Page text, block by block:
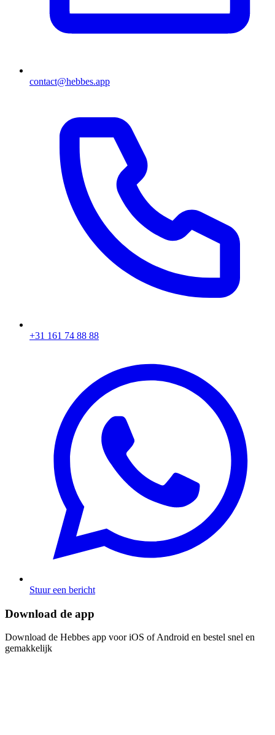
contact@hebbes.app
+31 161 74 88 88‬​​​​‌ ‍ ​‍​‍‌‍ ‌ ​‍‌‍‍‌‌‍‌ ‌‍‍‌‌‍ ‍​‍​‍​ ‍‍​‍​‍‌ ​ ‌‍​‌‌‍ ‍‌‍‍‌‌ ‌​‌ ‍‌​‍ ‍‌‍‍‌‌‍ ​‍​‍​‍ ​​‍​‍‌‍‍​‌ ​‍‌‍‌‌‌‍‌‍​‍​‍​ ‍‍​‍​‍‌‍‍​‌ ‌​‌ ‌​‌ ​​​ ‍‍​‍ ​‍ ‌‍ ​‌‍ ‌‍​ ‌‍​‌‌‍ ​‌‍‍​‌‍ ‌ ​ ‌ ‌​​ ‍‍​ ​ ​ ​ ​ ​ ​ ​ ​‍ ‌‍‍‌‌‍ ‍‌ ‌​‌‍‌‌‌‍ ‍‌ ‌​​‍ ‌‍‌‌‌‍‌​‌‍‍‌‌ ‌​​‍ ‌‍ ‌‌‍ ‌‍‌​‌‍‌‌​ ‌‌ ​​‌ ​‍‌‍‌‌‌ ​ ‌‍‌‌‌‍ ‍‌ ‌​‌‍​‌‌ ‌​‌‍‍‌‌‍ ‌‍ ‍​ ‍ ‌‍‍‌‌‍‌​​ ‌‌‍‌ ‌‍ ​‌‍ ‌‍​‍‌‍​‌‌‍ ​​ ‍ ‌ ‌​‌ ‍‌‌ ​​‌‍‌‌​ ‌‌‍‌ ‌‍ ​‌‍ ‌‍​‍‌‍​‌‌‍ ​​ ‍ ‌ ​​‌‍​‌‌ ‌​‌‍‍​​ ‌‌‍​ ‌‍ ‌‍ ‍‌ ‌​‌‍​‌‌‍​ ‌ ‌​​‍ ‍‌ ​​‌‍‍​‌‍ ‌‍ ‍‌‍‌‌​ ‌‍​‍‌‍​‌‌ ​ ‌‍‌‌‌‌‌‌‌ ​‍‌‍ ​​ ‌‌‍‍​‌ ‌​‌ ‌​‌ ​​​‍‌‌​ ​ ‌​​‌​‍‌‌​ ​‍‌​‌‍​‍‌‌​ ​‍‌​‌‍‌‍ ​‌‍ ‌‍​ ‌‍​‌‌‍ ​‌‍‍​‌‍ ‌ ​ ‌ ‌​​‍‌‌​ ​ ‌​​‌​ ​ ​ ​ ​ ​ ​ ​ ​‍‌‍‌‍‍‌‌‍‌​​ ‌‌‍‌ ‌‍ ​‌‍ ‌‍​‍‌‍​‌‌‍ ​​‍‌‍‌ ‌​‌ ‍‌‌ ​​‌‍‌‌​ ‌‌‍‌ ‌‍ ​‌‍ ‌‍​‍‌‍​‌‌‍ ​​‍‌‍‌ ​​‌‍​‌‌ ‌​‌‍‍​​ ‌‌‍​ ‌‍ ‌‍ ‍‌ ‌​‌‍​‌‌‍​ ‌ ‌​​‍ ‍‌ ​​‌‍‍​‌‍ ‌‍ ‍‌‍‌‌​‍‌‍‌ ​​‌‍‌‌‌ ​‍‌ ​ ‌ ​​‌‍‌‌‌‍​ ‌ ‌​‌‍‍‌‌ ‌‍‌‍‌‌​ ‌‌ ​​‌ ‌‌‌‍​‍‌‍ ​‌‍‍‌‌ ​ ‌‍‍​‌‍‌‌‌‍‌​​‍​‍‌ ‌
Stuur een bericht
Download de app​​​​‌ ‍ ​‍​‍‌‍ ‌ ​‍‌‍‍‌‌‍‌ ‌‍‍‌‌‍ ‍​‍​‍​ ‍‍​‍​‍‌ ​ ‌‍​‌‌‍ ‍‌‍‍‌‌ ‌​‌ ‍‌​‍ ‍‌‍‍‌‌‍ ​‍​‍​‍ ​​‍​‍‌‍‍​‌ ​‍‌‍‌‌‌‍‌‍​‍​‍​ ‍‍​‍​‍‌‍‍​‌ ‌​‌ ‌​‌ ​​​ ‍‍​‍ ​‍ ‌‍ ​‌‍ ‌‍​ ‌‍​‌‌‍ ​‌‍‍​‌‍ ‌ ​ ‌ ‌​​ ‍‍​ ​ ​ ​ ​ ​ ​ ​ ​‍ ‌‍‍‌‌‍ ‍‌ ‌​‌‍‌‌‌‍ ‍‌ ‌​​‍ ‌‍‌‌‌‍‌​‌‍‍‌‌ ‌​​‍ ‌‍ ‌‌‍ ‌‍‌​‌‍‌‌​ ‌‌ ​​‌ ​‍‌‍‌‌‌ ​ ‌‍‌‌‌‍ ‍‌ ‌​‌‍​‌‌ ‌​‌‍‍‌‌‍ ‌‍ ‍​ ‍ ‌‍‍‌‌‍‌​​ ‌‌‍‌ ‌‍ ​‌‍ ‌‍​‍‌‍​‌‌‍ ​​ ‍ ‌ ‌​‌ ‍‌‌ ​​‌‍‌‌​ ‌‌‍‌ ‌‍ ​‌‍ ‌‍​‍‌‍​‌‌‍ ​​ ‍ ‌ ​​‌‍​‌‌ ‌​‌‍‍​​ ‌‌‍‌‍‌‍ ‌‍ ‌ ‌​‌‍‌‌‌ ​‍​‍ ‍‌‍​‌‌ ​​‌ ​​‌​‌​‌‍ ‌ ‌ ‌‍ ‍‌‍ ​‌‍ ‌‍​‌‌‍‌​​‍ ‍‌ ‌​‌‍‍‌‌ ‌​‌‍ ​‌‍‌‌​ ‌‍​‍‌‍​‌‌ ​ ‌‍‌‌‌‌‌‌‌ ​‍‌‍ ​​ ‌‌‍‍​‌ ‌​‌ ‌​‌ ​​​‍‌‌​ ​ ‌​​‌​‍‌‌​ ​‍‌​‌‍​‍‌‌​ ​‍‌​‌‍‌‍ ​‌‍ ‌‍​ ‌‍​‌‌‍ ​‌‍‍​‌‍ ‌ ​ ‌ ‌​​‍‌‌​ ​ ‌​​‌​ ​ ​ ​ ​ ​ ​ ​ ​‍‌‍‌‍‍‌‌‍‌​​ ‌‌‍‌ ‌‍ ​‌‍ ‌‍​‍‌‍​‌‌‍ ​​‍‌‍‌ ‌​‌ ‍‌‌ ​​‌‍‌‌​ ‌‌‍‌ ‌‍ ​‌‍ ‌‍​‍‌‍​‌‌‍ ​​‍‌‍‌ ​​‌‍​‌‌ ‌​‌‍‍​​ ‌‌‍‌‍‌‍ ‌‍ ‌ ‌​‌‍‌‌‌ ​‍​‍ ‍‌‍​‌‌ ​​‌ ​​‌​‌​‌‍ ‌ ‌ ‌‍ ‍‌‍ ​‌‍ ‌‍​‌‌‍‌​​‍ ‍‌ ‌​‌‍‍‌‌ ‌​‌‍ ​‌‍‌‌​‍‌‍‌ ​​‌‍‌‌‌ ​‍‌ ​ ‌ ​​‌‍‌‌‌‍​ ‌ ‌​‌‍‍‌‌ ‌‍‌‍‌‌​ ‌‌ ​​‌ ‌‌‌‍​‍‌‍ ​‌‍‍‌‌ ​ ‌‍‍​‌‍‌‌‌‍‌​​‍​‍‌ ‌
Download de Hebbes app voor iOS of Android en bestel snel en
gemakkelijk​​​​‌ ‍ ​‍​‍‌‍ ‌ ​‍‌‍‍‌‌‍‌ ‌‍‍‌‌‍ ‍​‍​‍​ ‍‍​‍​‍‌ ​ ‌‍​‌‌‍ ‍‌‍‍‌‌ ‌​‌ ‍‌​‍ ‍‌‍‍‌‌‍ ​‍​‍​‍ ​​‍​‍‌‍‍​‌ ​‍‌‍‌‌‌‍‌‍​‍​‍​ ‍‍​‍​‍‌‍‍​‌ ‌​‌ ‌​‌ ​​​ ‍‍​‍ ​‍ ‌‍ ​‌‍ ‌‍​ ‌‍​‌‌‍ ​‌‍‍​‌‍ ‌ ​ ‌ ‌​​ ‍‍​ ​ ​ ​ ​ ​ ​ ​ ​‍ ‌‍‍‌‌‍ ‍‌ ‌​‌‍‌‌‌‍ ‍‌ ‌​​‍ ‌‍‌‌‌‍‌​‌‍‍‌‌ ‌​​‍ ‌‍ ‌‌‍ ‌‍‌​‌‍‌‌​ ‌‌ ​​‌ ​‍‌‍‌‌‌ ​ ‌‍‌‌‌‍ ‍‌ ‌​‌‍​‌‌ ‌​‌‍‍‌‌‍ ‌‍ ‍​ ‍ ‌‍‍‌‌‍‌​​ ‌‌‍‌ ‌‍ ​‌‍ ‌‍​‍‌‍​‌‌‍ ​​ ‍ ‌ ‌​‌ ‍‌‌ ​​‌‍‌‌​ ‌‌‍‌ ‌‍ ​‌‍ ‌‍​‍‌‍​‌‌‍ ​​ ‍ ‌ ​​‌‍​‌‌ ‌​‌‍‍​​ ‌‌‍‌‍‌‍ ‌‍ ‌ ‌​‌‍‌‌‌ ​‍​‍ ‍‌‍​‌‌ ​​‌ ​​‌​‌​‌‍ ‌ ‌ ‌‍ ‍‌‍ ​‌‍ ‌‍​‌‌‍‌​​‍ ‍‌‍‌​‌‍‌‌‌ ​ ‌‍​ ‌ ​‍‌‍‍‌‌ ​​‌ ‌​‌‍‍‌‌‍ ‌‍ ‍​ ‌‍​‍‌‍​‌‌ ​ ‌‍‌‌‌‌‌‌‌ ​‍‌‍ ​​ ‌‌‍‍​‌ ‌​‌ ‌​‌ ​​​‍‌‌​ ​ ‌​​‌​‍‌‌​ ​‍‌​‌‍​‍‌‌​ ​‍‌​‌‍‌‍ ​‌‍ ‌‍​ ‌‍​‌‌‍ ​‌‍‍​‌‍ ‌ ​ ‌ ‌​​‍‌‌​ ​ ‌​​‌​ ​ ​ ​ ​ ​ ​ ​ ​‍‌‍‌‍‍‌‌‍‌​​ ‌‌‍‌ ‌‍ ​‌‍ ‌‍​‍‌‍​‌‌‍ ​​‍‌‍‌ ‌​‌ ‍‌‌ ​​‌‍‌‌​ ‌‌‍‌ ‌‍ ​‌‍ ‌‍​‍‌‍​‌‌‍ ​​‍‌‍‌ ​​‌‍​‌‌ ‌​‌‍‍​​ ‌‌‍‌‍‌‍ ‌‍ ‌ ‌​‌‍‌‌‌ ​‍​‍ ‍‌‍​‌‌ ​​‌ ​​‌​‌​‌‍ ‌ ‌ ‌‍ ‍‌‍ ​‌‍ ‌‍​‌‌‍‌​​‍ ‍‌‍‌​‌‍‌‌‌ ​ ‌‍​ ‌ ​‍‌‍‍‌‌ ​​‌ ‌​‌‍‍‌‌‍ ‌‍ ‍​‍‌‍‌ ​​‌‍‌‌‌ ​‍‌ ​ ‌ ​​‌‍‌‌‌‍​ ‌ ‌​‌‍‍‌‌ ‌‍‌‍‌‌​ ‌‌ ​​‌ ‌‌‌‍​‍‌‍ ​‌‍‍‌‌ ​ ‌‍‍​‌‍‌‌‌‍‌​​‍​‍‌ ‌